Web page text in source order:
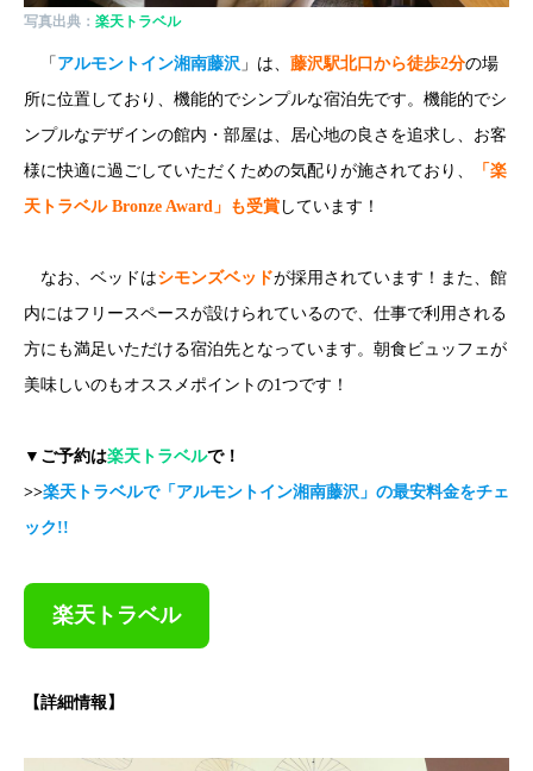
写真出典： 楽天トラベル
「 アルモントイン湘南藤沢 」は、 藤沢駅北口から徒歩2分の場
所に位置しており、機能的でシンプルな宿泊先です。機能的でシ
ンプルなデザインの館内・部屋は、居心地の良さを追求し、お客
様に快適に過ごしていただくための気配りが施されており、
「楽
天トラベル Bronze Award」も受賞 しています！
なお、ベッドはシモンズベッドが採用されています！また、館
内にはフリースペースが設けられているので、仕事で利用される
方にも満足いただける宿泊先となっています。朝食ビュッフェが
美味しいのもオススメポイントの1つです！
▼ご予約は楽天トラベルで！
>>楽天トラベルで「アルモントイン湘南藤沢」の最安料金をチェ
ック!!
楽天トラベル
【詳細情報】